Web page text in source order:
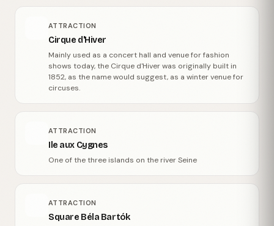
ATTRACTION
Cirque d'Hiver
Mainly used as a concert hall and venue for fashion
shows today, the Cirque d'Hiver was originally built in
1852, as the name would suggest, as a winter venue for
circuses.
ATTRACTION
Ile aux Cygnes
One of the three islands on the river Seine
ATTRACTION
Square Béla Bartók